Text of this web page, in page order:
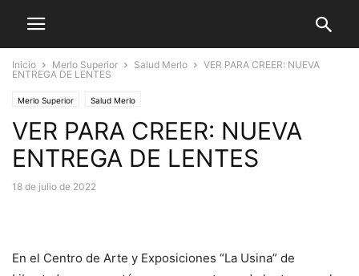
Inicio Merlo Superior Salud Merlo
VER PARA CREER: NUEVA
ENTREGA DE LENTES
Merlo Superior Salud Merlo
VER PARA CREER: NUEVA
ENTREGA DE LENTES
18 de julio de 2022
En el Centro de Arte y Exposiciones “La Usina” de